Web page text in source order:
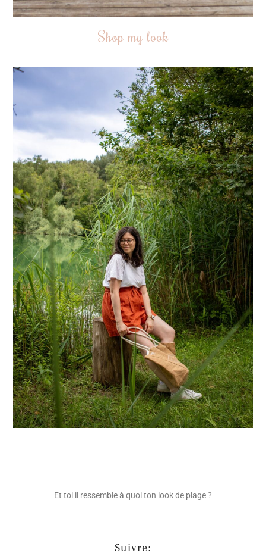
Shop my look
Et toi il ressemble à quoi ton look de plage ?
Suivre: